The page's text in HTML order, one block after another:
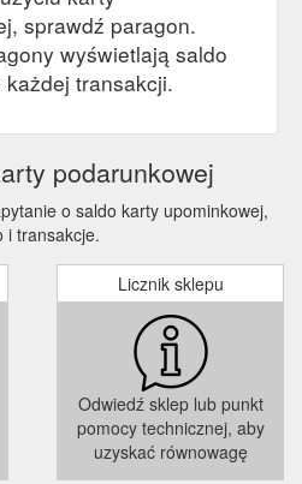
sprawdź paragon.
wyświetlają saldo
każdej transakcji.
podarunkowej
o saldo karty upominkowej,
i transakcje.
Licznik sklepu
Odwiedź sklep lub punkt
pomocy technicznej, aby
uzyskać równowagę